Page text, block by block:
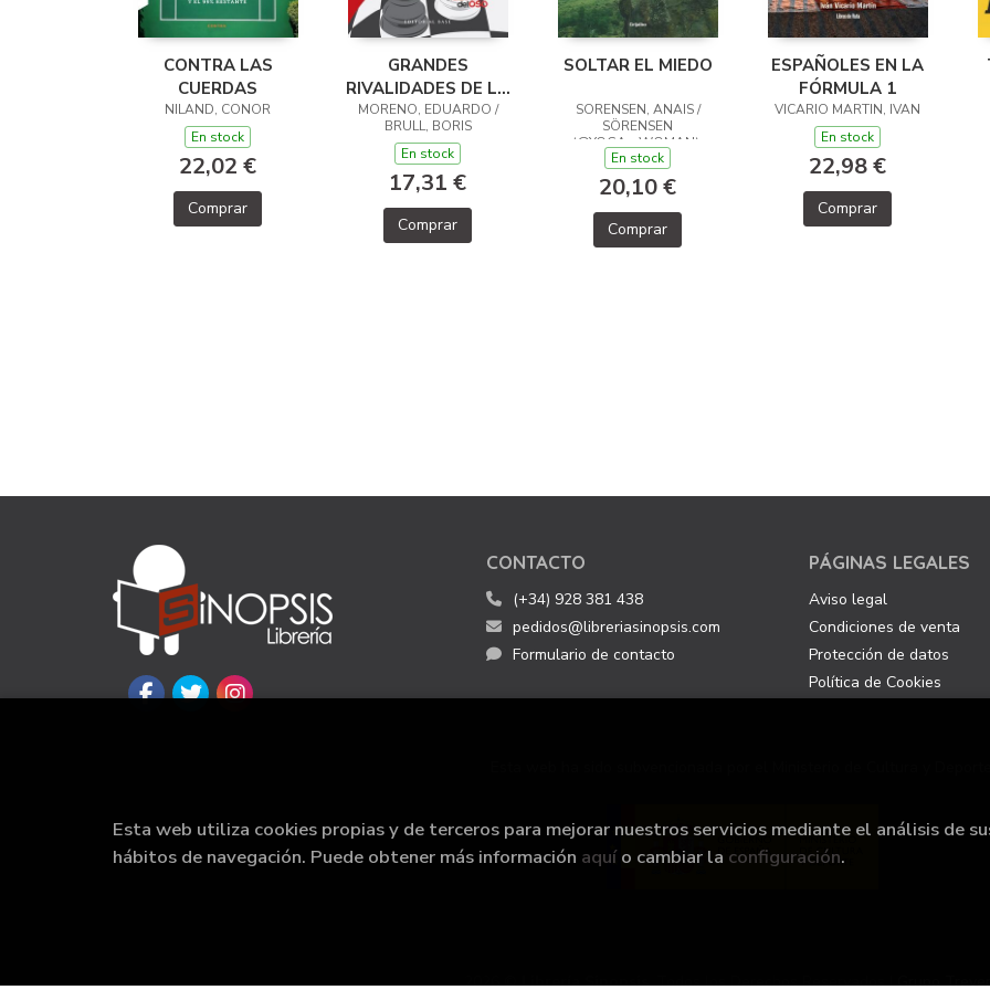
CONTRA LAS
CUERDAS
NILAND, CONOR
En stock
22,02 €
Comprar
GRANDES
RIVALIDADES DE LA
HISTORIA DEL
AJEDREZ
MORENO, EDUARDO /
BRULL, BORIS
En stock
17,31 €
Comprar
SOLTAR EL MIEDO
SORENSEN, ANAIS /
SÖRENSEN
(@YOGA__WOMAN),
ANAÏS
En stock
20,10 €
Comprar
ESPAÑOLES EN LA
FÓRMULA 1
VICARIO MARTIN, IVAN
En stock
22,98 €
Comprar
CONTACTO
(+34) 928 381 438
pedidos@libreriasinopsis.com
Formulario de contacto
PÁGINAS LEGALES
Aviso legal
Condiciones de venta
Protección de datos
Política de Cookies
2026 ©Librería Sinopsis. Todos los Derechos Reservados |Grupo
Esta web utiliza cookies propias y de terceros para mejorar nuestros servicios mediante el análisis de
hábitos de navegación. Puede obtener más información aquí o cambiar la configuración.